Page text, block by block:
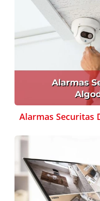
Alarmas Securitas